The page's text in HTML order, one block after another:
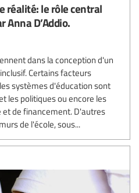
réalité: le rôle central
Anna D’Addio.
dans la conception d'un
Certains facteurs
systèmes d'éducation sont
les politiques ou encore les
de financement. D'autres
de l'école, sous...